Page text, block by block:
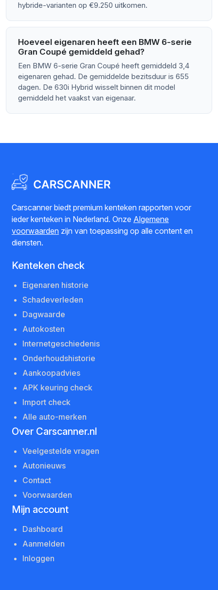
hybride-varianten op €9.250 uitkomen.
Hoeveel eigenaren heeft een BMW 6-serie
Gran Coupé gemiddeld gehad?
Een BMW 6-serie Gran Coupé heeft gemiddeld 3,4
eigenaren gehad. De gemiddelde bezitsduur is 655
dagen. De 630i Hybrid wisselt binnen dit model
gemiddeld het vaakst van eigenaar.
Carscanner biedt premium kenteken rapporten voor
ieder kenteken in Nederland. Onze Algemene
voorwaarden zijn van toepassing op alle content en
diensten.
Kenteken check
Eigenaren historie
Schadeverleden
Dagwaarde
Autokosten
Internetgeschiedenis
Onderhoudshistorie
Aankoopadvies
APK keuring check
Import check
Alle auto-merken
Over Carscanner.nl
Veelgestelde vragen
Autonieuws
Contact
Voorwaarden
Mijn account
Dashboard
Aanmelden
Inloggen